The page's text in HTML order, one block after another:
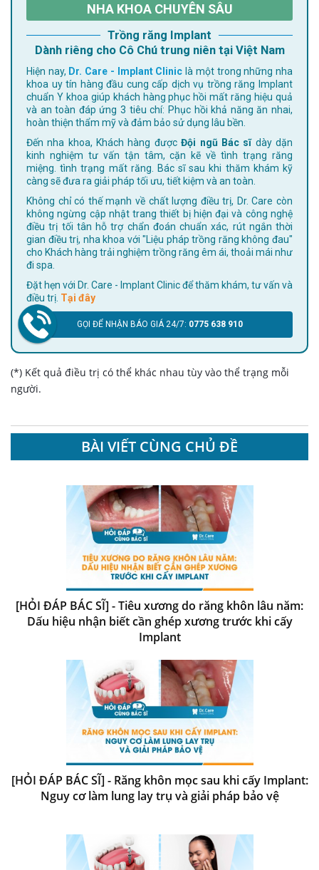
NHA KHOA CHUYÊN SÂU
Trồng răng Implant
Dành riêng cho Cô Chú trung niên tại Việt Nam
Hiện nay, Dr. Care - Implant Clinic là một trong những nha
khoa uy tín hàng đầu cung cấp dịch vụ trồng răng Implant
chuẩn Y khoa giúp khách hàng phục hồi mất răng hiệu quả
và an toàn đáp ứng 3 tiêu chí: Phục hồi khả năng ăn nhai,
hoàn thiện thẩm mỹ và đảm bảo sử dụng lâu bền.
Đến nha khoa, Khách hàng đượcĐội ngũ Bác sĩdày dặn
kinh nghiệm tư vấn tận tâm, cặn kẽ về tình trạng răng
miệng. tình trạng mất răng. Bác sĩ sau khi thăm khám kỹ
càng sẽ đưa ra giải pháp tối ưu, tiết kiệm và an toàn.
Không chỉ có thế mạnh về chất lượng điều trị, Dr. Care còn
không ngừng cập nhật trang thiết bị hiện đại và công nghệ
điều trị tối tân hỗ trợ chẩn đoán chuẩn xác, rút ngắn thời
gian điều trị, nha khoa với "Liệu pháp trồng răng không đau"
cho Khách hàng trải nghiệm trồng răng êm ái, thoải mái như
đi spa.
Đặt hẹn với Dr. Care - Implant Clinic để thăm khám, tư vấn và
điều trị. Tại đây
GỌI ĐỂ NHẬN BÁO GIÁ 24/7: 0775 638 910
(*) Kết quả điều trị có thể khác nhau tùy vào thể trạng mỗi
người.
BÀI VIẾT CÙNG CHỦ ĐỀ
[HỎI ĐÁP BÁC SĨ] - Tiêu xương do răng khôn lâu năm:
Dấu hiệu nhận biết cần ghép xương trước khi cấy
Implant
[HỎI ĐÁP BÁC SĨ] - Răng khôn mọc sau khi cấy Implant:
Nguy cơ làm lung lay trụ và giải pháp bảo vệ